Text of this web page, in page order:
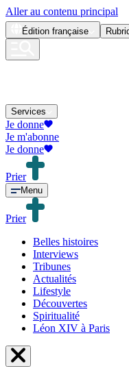
Aller au contenu principal
Édition française
Services
Je donne
Je m'abonne
Je donne
Prier
Menu
Prier
Belles histoires
Interviews
Tribunes
Actualités
Lifestyle
Découvertes
Spiritualité
Léon XIV à Paris